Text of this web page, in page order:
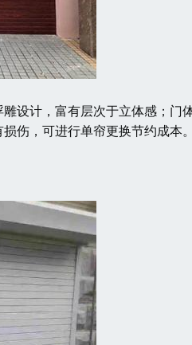
设计，富有层次于立体感；
伤，可进行单帘更换节约成